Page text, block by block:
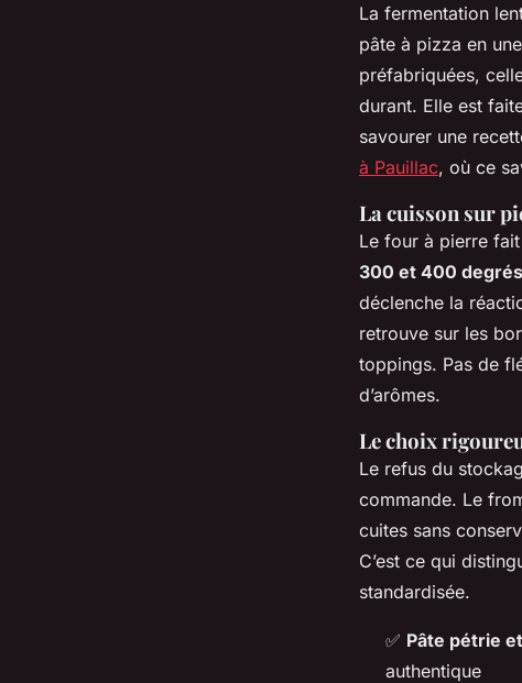
La fermentation
pâte à pizza en
préfabriquées,
durant. Elle est
savourer une
à Pauillac, où ce
La cuisson sur
Le four à pierre
300 et 400 degrés
déclenche la
retrouve sur les
toppings. Pas de
d’arômes.
Le choix
Le refus du
commande. Le
cuites sans
C’est ce qui
standardisée.
✅ Pâte pétrie
authentique